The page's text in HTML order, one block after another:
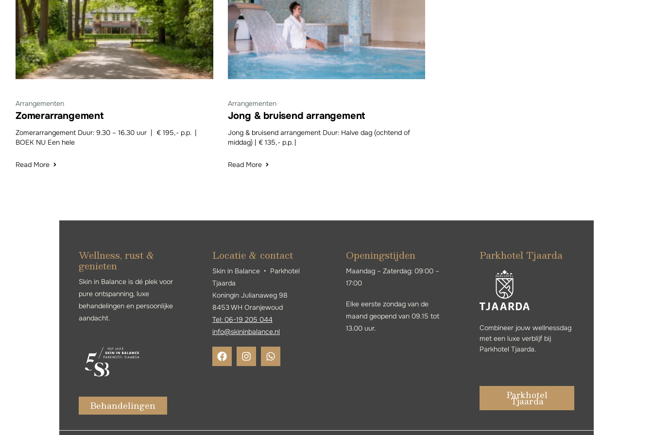
Arrangementen
Zomerarrangement
Zomerarrangement Duur: 9.30 – 16.30 uur | € 195,- p.p. |
BOEK NU Een hele
Read More
Arrangementen
Jong & bruisend arrangement
Jong & bruisend arrangement Duur: Halve dag (ochtend of
middag) | € 135,- p.p. |
Read More
Wellness, rust &
genieten
Skin in Balance is dé plek voor
pure ontspanning, luxe
behandelingen en persoonlijke
aandacht.
Behandelingen
Locatie & contact
Skin in Balance • Parkhotel
Tjaarda
Koningin Julianaweg 98
8453 WH Oranjewoud
Tel: 06-19 205 044
info@skininbalance.nl
Openingstijden
Maandag – Zaterdag: 09:00 –
17:00
Elke eerste zondag van de
maand geopend van 09.15 tot
13.00 uur.
Parkhotel Tjaarda
Combineer jouw wellnessdag
met een luxe verblijf bij
Parkhotel Tjaarda.
Parkhotel
Tjaarda